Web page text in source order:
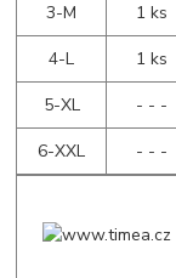
3-M
1 ks
4-L
1 ks
5-XL
- - -
6-XXL
- - -